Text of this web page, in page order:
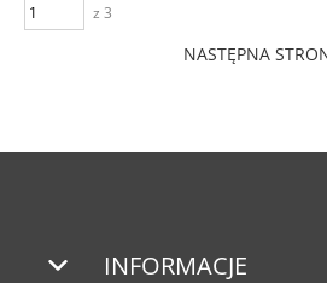
z 3
NASTĘPNA
INFORMACJE